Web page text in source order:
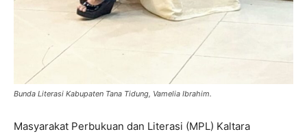
Bunda Literasi Kabupaten Tana Tidung, Vamelia Ibrahim.
Masyarakat Perbukuan dan Literasi (MPL) Kaltara